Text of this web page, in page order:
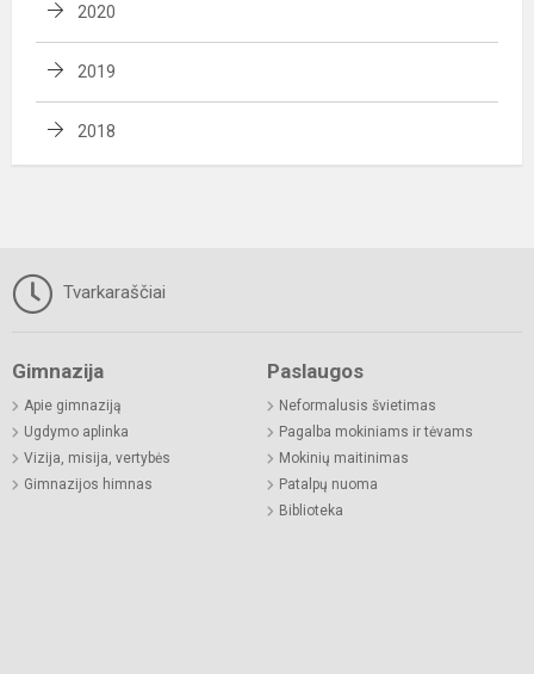
2020
2019
2018
Tvarkaraščiai
Gimnazija
Apie gimnaziją
Ugdymo aplinka
Vizija, misija, vertybės
Gimnazijos himnas
Paslaugos
Neformalusis švietimas
Pagalba mokiniams ir tėvams
Mokinių maitinimas
Patalpų nuoma
Biblioteka